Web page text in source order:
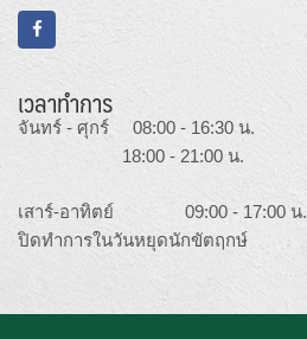
เวลาทำการ
จันทร์ - ศุกร์ 08:00 - 16:30 น.
18:00 - 21:00 น.
เสาร์-อาทิตย์ 09:00 - 17:00 น.
ปิดทำการในวันหยุดนักขัตฤกษ์